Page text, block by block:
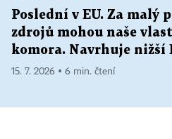
Poslední v EU. Za malý
zdrojů mohou naše
komora. Navrhuje nižší
15. 7. 2026 ▪ 6 min. čtení